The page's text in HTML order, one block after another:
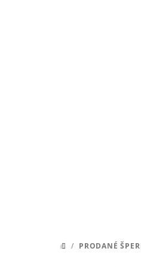
DOMŮ
/ PRODANÉ